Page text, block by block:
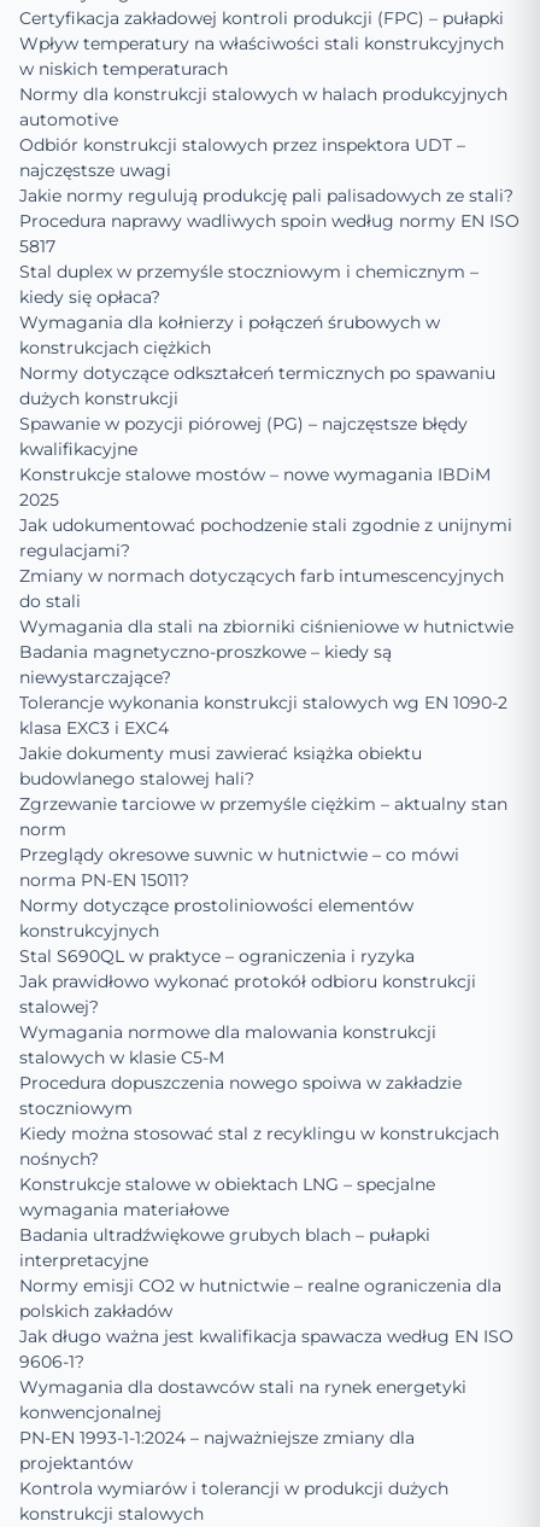
Certyfikacja zakładowej kontroli produkcji (FPC) – pułapki
Wpływ temperatury na właściwości stali konstrukcyjnych
w niskich temperaturach
Normy dla konstrukcji stalowych w halach produkcyjnych
automotive
Odbiór konstrukcji stalowych przez inspektora UDT –
najczęstsze uwagi
Jakie normy regulują produkcję pali palisadowych ze stali?
Procedura naprawy wadliwych spoin według normy EN ISO
5817
Stal duplex w przemyśle stoczniowym i chemicznym –
kiedy się opłaca?
Wymagania dla kołnierzy i połączeń śrubowych w
konstrukcjach ciężkich
Normy dotyczące odkształceń termicznych po spawaniu
dużych konstrukcji
Spawanie w pozycji piórowej (PG) – najczęstsze błędy
kwalifikacyjne
Konstrukcje stalowe mostów – nowe wymagania IBDiM
2025
Jak udokumentować pochodzenie stali zgodnie z unijnymi
regulacjami?
Zmiany w normach dotyczących farb intumescencyjnych
do stali
Wymagania dla stali na zbiorniki ciśnieniowe w hutnictwie
Badania magnetyczno-proszkowe – kiedy są
niewystarczające?
Tolerancje wykonania konstrukcji stalowych wg EN 1090-2
klasa EXC3 i EXC4
Jakie dokumenty musi zawierać książka obiektu
budowlanego stalowej hali?
Zgrzewanie tarciowe w przemyśle ciężkim – aktualny stan
norm
Przeglądy okresowe suwnic w hutnictwie – co mówi
norma PN-EN 15011?
Normy dotyczące prostoliniowości elementów
konstrukcyjnych
Stal S690QL w praktyce – ograniczenia i ryzyka
Jak prawidłowo wykonać protokół odbioru konstrukcji
stalowej?
Wymagania normowe dla malowania konstrukcji
stalowych w klasie C5-M
Procedura dopuszczenia nowego spoiwa w zakładzie
stoczniowym
Kiedy można stosować stal z recyklingu w konstrukcjach
nośnych?
Konstrukcje stalowe w obiektach LNG – specjalne
wymagania materiałowe
Badania ultradźwiękowe grubych blach – pułapki
interpretacyjne
Normy emisji CO2 w hutnictwie – realne ograniczenia dla
polskich zakładów
Jak długo ważna jest kwalifikacja spawacza według EN ISO
9606-1?
Wymagania dla dostawców stali na rynek energetyki
konwencjonalnej
PN-EN 1993-1-1:2024 – najważniejsze zmiany dla
projektantów
Kontrola wymiarów i tolerancji w produkcji dużych
konstrukcji stalowych